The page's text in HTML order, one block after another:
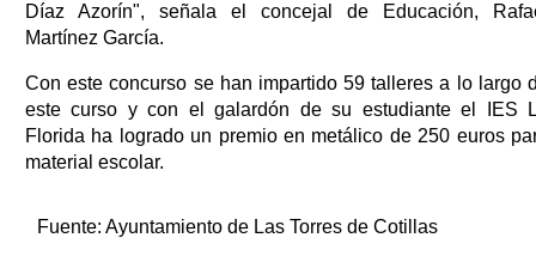
Díaz Azorín", señala el concejal de Educación,
Martínez García.
Con este concurso se han impartido 59 talleres a lo largo
este curso y con el galardón de su estudiante el IES
Florida ha logrado un premio en metálico de 250 euros
material escolar.
Fuente: Ayuntamiento de Las Torres de Cotillas